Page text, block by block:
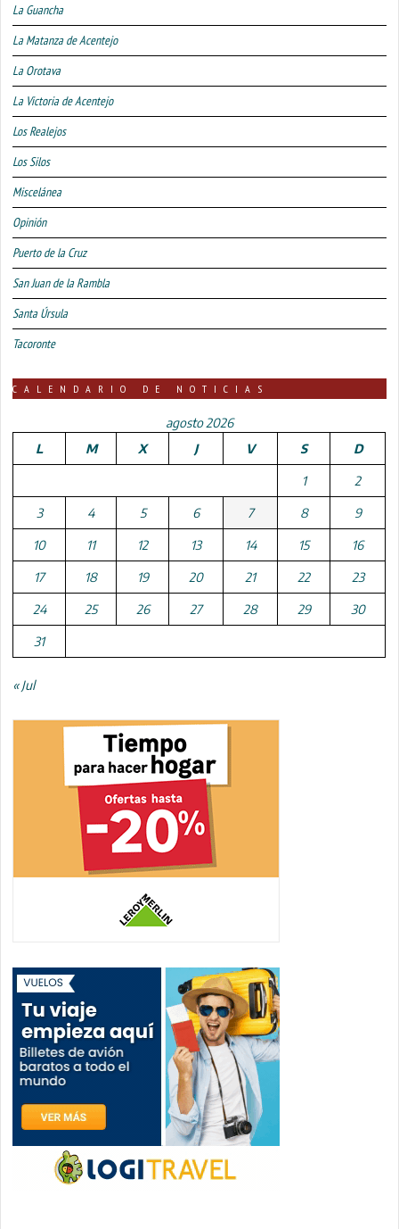
La Guancha
La Matanza de Acentejo
La Orotava
La Victoria de Acentejo
Los Realejos
Los Silos
Miscelánea
Opinión
Puerto de la Cruz
San Juan de la Rambla
Santa Úrsula
Tacoronte
CALENDARIO DE NOTICIAS
agosto 2026
L
M X J V S D
1 2
3 4 5 6 7 8 9
10 11 12 13 14 15 16
17 18 19 20 21 22 23
24 25 26 27 28 29 30
31
« Jul